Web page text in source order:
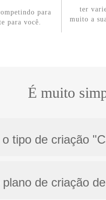
para
para você.
ter
muito a
É muito
tipo de criação
plano de criação